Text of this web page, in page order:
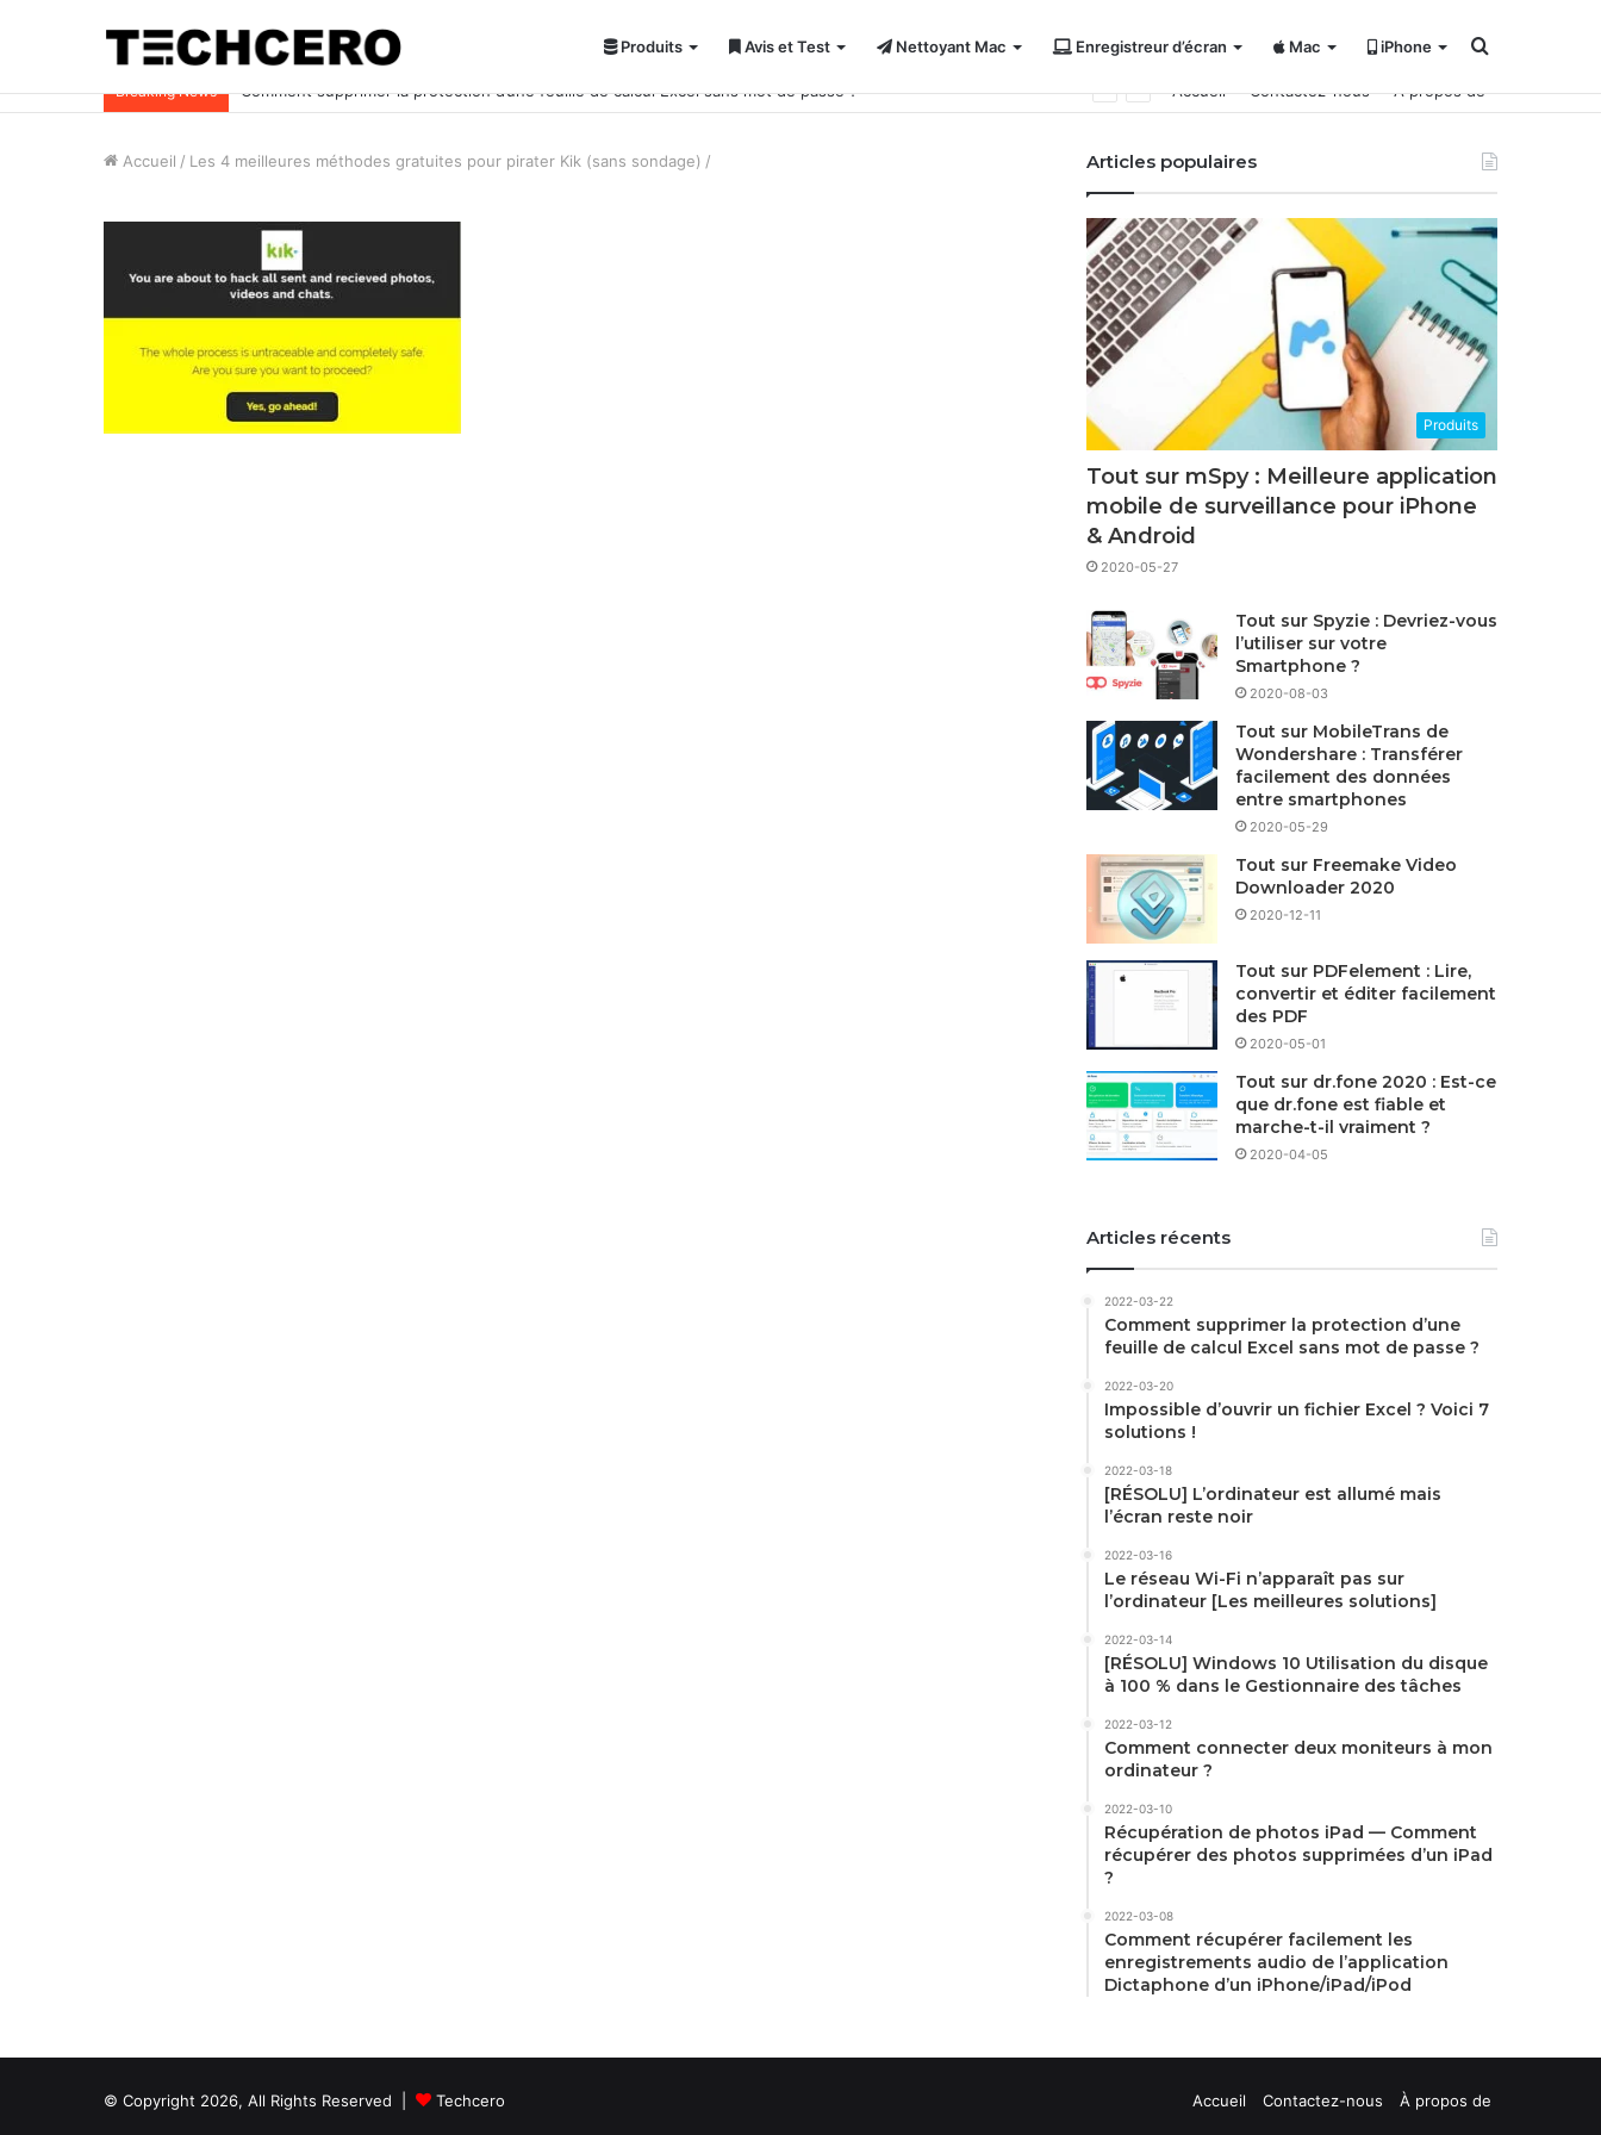
Produits Avis et Test Nettoyant Mac Enregistreur d’écran Mac iPhone Rechercher
Breaking News Comment supprimer la protection d’une feuille de calcul Excel sans mot de passe ? Accueil Contactez-nous À propos de
Accueil / Les 4 meilleures méthodes gratuites pour pirater Kik (sans sondage) / Articles populaires
Produits
Tout sur mSpy : Meilleure application
mobile de surveillance pour iPhone
& Android
2020-05-27
Tout sur Spyzie : Devriez-vous
l’utiliser sur votre
Smartphone ?
2020-08-03
Tout sur MobileTrans de
Wondershare : Transférer
facilement des données
entre smartphones
2020-05-29
Tout sur Freemake Video
Downloader 2020
2020-12-11
Tout sur PDFelement : Lire,
convertir et éditer facilement
des PDF
2020-05-01
Tout sur dr.fone 2020 : Est-ce
que dr.fone est fiable et
marche-t-il vraiment ?
2020-04-05
Articles récents
2022-03-22
Comment supprimer la protection d’une
feuille de calcul Excel sans mot de passe ?
2022-03-20
Impossible d’ouvrir un fichier Excel ? Voici 7
solutions !
2022-03-18
[RÉSOLU] L’ordinateur est allumé mais
l’écran reste noir
2022-03-16
Le réseau Wi-Fi n’apparaît pas sur
l’ordinateur [Les meilleures solutions]
2022-03-14
[RÉSOLU] Windows 10 Utilisation du disque
à 100 % dans le Gestionnaire des tâches
2022-03-12
Comment connecter deux moniteurs à mon
ordinateur ?
2022-03-10
Récupération de photos iPad — Comment
récupérer des photos supprimées d’un iPad
?
2022-03-08
Comment récupérer facilement les
enregistrements audio de l’application
Dictaphone d’un iPhone/iPad/iPod
© Copyright 2026, All Rights Reserved | Techcero Accueil Contactez-nous À propos de